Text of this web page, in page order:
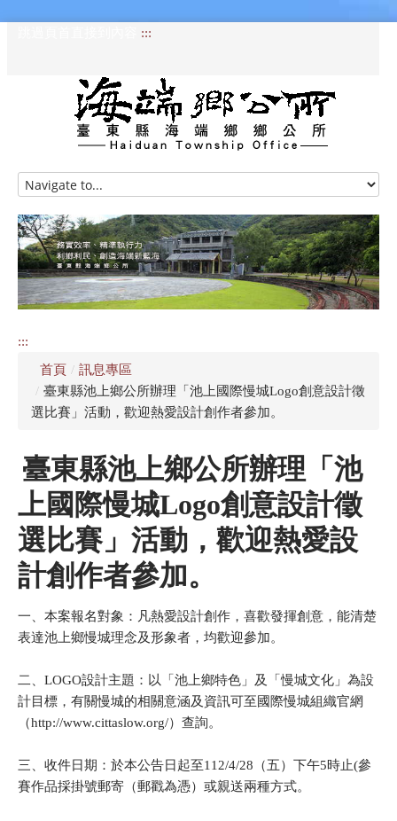
:::
HOME
訊息專區
認識海端
公所介紹
資訊公開專區
:::
首頁 / 訊息專區
/ 臺東縣池上鄉公所辦理「池上國際慢城Logo創意設計徵
選比賽」活動，歡迎熱愛設計創作者參加。
臺東縣池上鄉公所辦理「池
上國際慢城Logo創意設計徵
選比賽」活動，歡迎熱愛設
計創作者參加。
一、本案報名對象：凡熱愛設計創作，喜歡發揮創意，能清楚
表達池上鄉慢城理念及形象者，均歡迎參加。
二、LOGO設計主題：以「池上鄉特色」及「慢城文化」為設
計目標，有關慢城的相關意涵及資訊可至國際慢城組織官網
（http://www.cittaslow.org/）查詢。
三、收件日期：於本公告日起至112/4/28（五）下午5時止(參
賽作品採掛號郵寄（郵戳為憑）或親送兩種方式。